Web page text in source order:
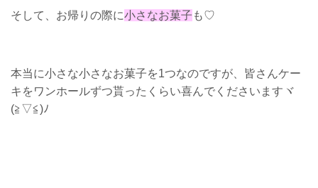
そして、お帰りの際に小さなお菓子 も♡
本当に小さな小さなお菓子を1つなのですが、皆さんケー
キをワンホールずつ貰ったくらい喜んでくださいますヾ
(≧▽≦)ﾉ